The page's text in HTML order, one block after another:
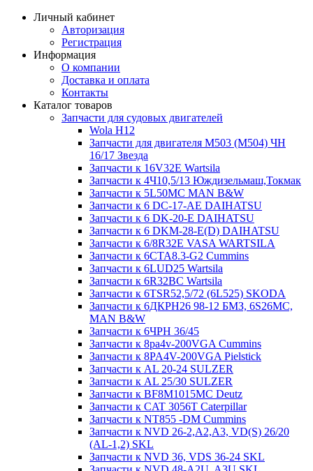
Личный кабинет
Авторизация
Регистрация
Информация
О компании
Доставка и оплата
Контакты
Каталог товаров
Запчасти для судовых двигателей
Wola H12
Запчасти для двигателя M503 (M504) ЧН
16/17 Звезда
Запчасти к 16V32E Wartsila
Запчасти к 4Ч10,5/13 Юждизельмаш,Токмак
Запчасти к 5L50MC MAN B&W
Запчасти к 6 DC-17-AE DAIHATSU
Запчасти к 6 DK-20-E DAIHATSU
Запчасти к 6 DKM-28-E(D) DAIHATSU
Запчасти к 6/8R32E VASA WARTSILA
Запчасти к 6CTA8.3-G2 Cummins
Запчасти к 6LUD25 Wartsila
Запчасти к 6R32BC Wartsila
Запчасти к 6TSR52,5/72 (6L525) SKODA
Запчасти к 6ДКРН26 98-12 БМЗ, 6S26MC,
MAN B&W
Запчасти к 6ЧРН 36/45
Запчасти к 8pa4v-200VGA Cummins
Запчасти к 8PA4V-200VGA Pielstick
Запчасти к AL 20-24 SULZER
Запчасти к AL 25/30 SULZER
Запчасти к BF8M1015MC Deutz
Запчасти к CAT 3056T Caterpillar
Запчасти к NT855 -DM Cummins
Запчасти к NVD 26-2,A2,A3, VD(S) 26/20
(AL-1,2) SKL
Запчасти к NVD 36, VDS 36-24 SKL